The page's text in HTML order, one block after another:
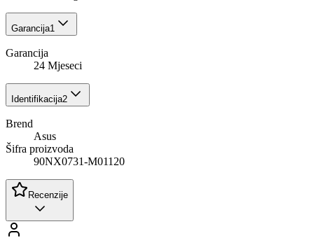
Garancija1
Garancija
24 Mjeseci
Identifikacija2
Brend
Asus
Šifra proizvoda
90NX0731-M01120
Recenzije